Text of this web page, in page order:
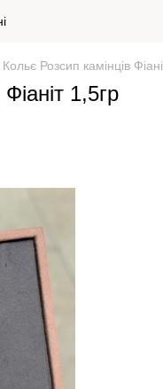
Кольє Розсип камінців
1,5гр